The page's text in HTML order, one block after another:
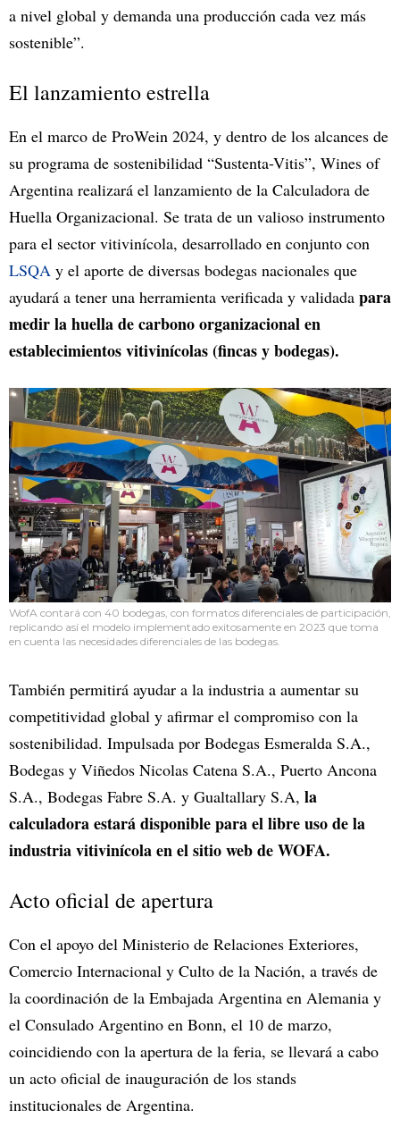
a nivel global y demanda una producción cada vez más
sostenible”.
El lanzamiento estrella
En el marco de ProWein 2024, y dentro de los alcances de
su programa de sostenibilidad “Sustenta-Vitis”, Wines of
Argentina realizará el lanzamiento de la Calculadora de
Huella Organizacional. Se trata de un valioso instrumento
para el sector vitivinícola, desarrollado en conjunto con
LSQA y el aporte de diversas bodegas nacionales que
ayudará a tener una herramienta verificada y validada para
medir la huella de carbono organizacional en
establecimientos vitivinícolas (fincas y bodegas).
WofA contará con 40 bodegas, con formatos diferenciales de participación,
replicando así el modelo implementado exitosamente en 2023 que toma
en cuenta las necesidades diferenciales de las bodegas.
También permitirá ayudar a la industria a aumentar su
competitividad global y afirmar el compromiso con la
sostenibilidad. Impulsada por Bodegas Esmeralda S.A.,
Bodegas y Viñedos Nicolas Catena S.A., Puerto Ancona
S.A., Bodegas Fabre S.A. y Gualtallary S.A, la
calculadora estará disponible para el libre uso de la
industria vitivinícola en el sitio web de WOFA.
Acto oficial de apertura
Con el apoyo del Ministerio de Relaciones Exteriores,
Comercio Internacional y Culto de la Nación, a través de
la coordinación de la Embajada Argentina en Alemania y
el Consulado Argentino en Bonn, el 10 de marzo,
coincidiendo con la apertura de la feria, se llevará a cabo
un acto oficial de inauguración de los stands
institucionales de Argentina.